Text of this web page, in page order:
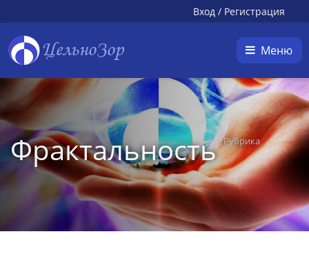
Вход / Регистрация
ЦельноЗор Меню
ФрактальностьРубрика